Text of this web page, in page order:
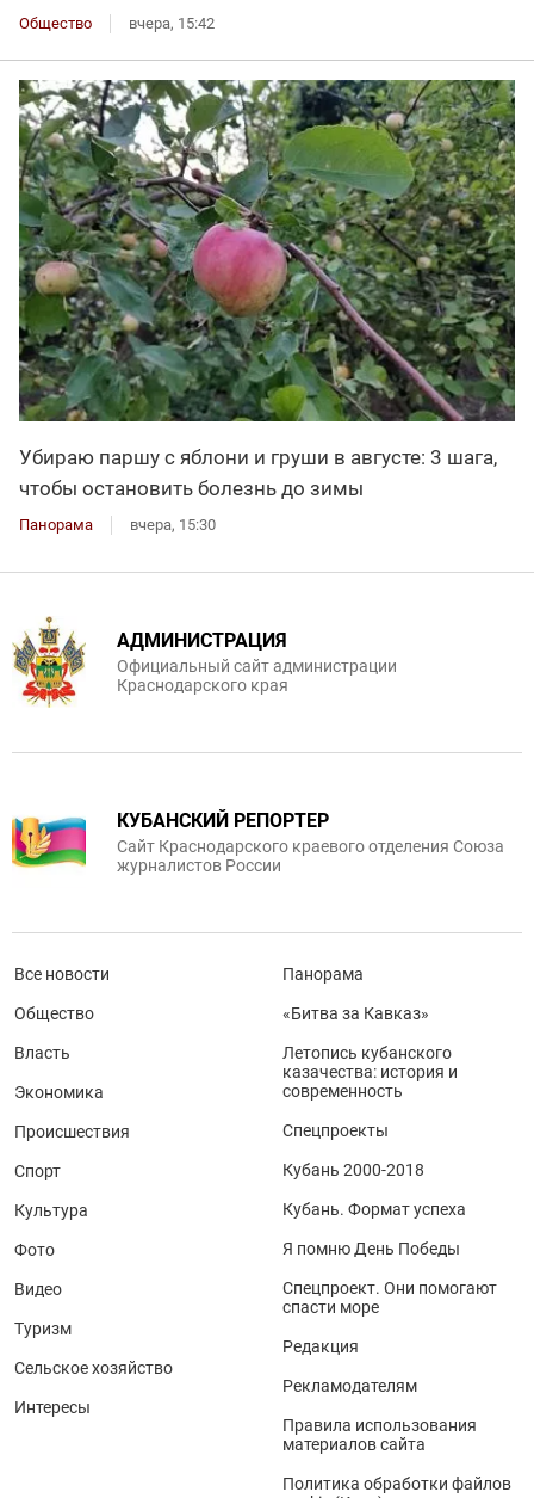
Общество вчера, 15:42
Убираю паршу с яблони и груши в августе: 3 шага,
чтобы остановить болезнь до зимы
Панорама вчера, 15:30
АДМИНИСТРАЦИЯ
Официальный сайт администрации
Краснодарского края
КУБАНСКИЙ РЕПОРТЕР
Сайт Краснодарского краевого отделения Союза
журналистов России
Все новости
Общество
Власть
Экономика
Происшествия
Спорт
Культура
Фото
Видео
Туризм
Сельское хозяйство
Интересы
Панорама
«Битва за Кавказ»
Летопись кубанского
казачества: история и
современность
Спецпроекты
Кубань 2000-2018
Кубань. Формат успеха
Я помню День Победы
Спецпроект. Они помогают
спасти море
Редакция
Рекламодателям
Правила использования
материалов сайта
Политика обработки файлов